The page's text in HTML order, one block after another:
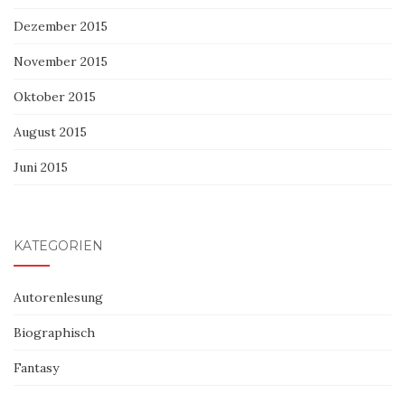
Dezember 2015
November 2015
Oktober 2015
August 2015
Juni 2015
KATEGORIEN
Autorenlesung
Biographisch
Fantasy